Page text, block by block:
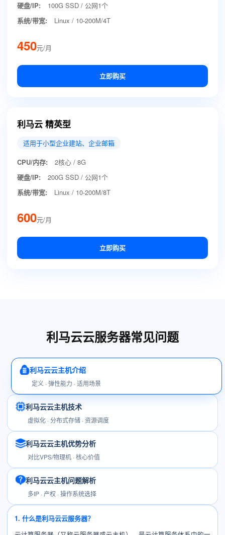
硬盘/IP:
100G SSD / 公网1个
系统/带宽:
Linux / 10-200M/4T
450元/月
立即购买
利马云 精英型
适用于小型企业建站、企业邮箱
CPU/内存:
2核心 / 8G
硬盘/IP:
200G SSD / 公网1个
系统/带宽:
Linux / 10-200M/8T
600元/月
立即购买
利马云云服务器常见问题
利马云云主机介绍
定义 · 弹性能力 · 适用场景
利马云云主机技术
虚拟化 · 分布式存储 · 资源调度
利马云云主机优势分析
对比VPS/物理机 · 核心价值
利马云云主机问题解析
多IP · 产权 · 操作系统选择
1. 什么是利马云云服务器？